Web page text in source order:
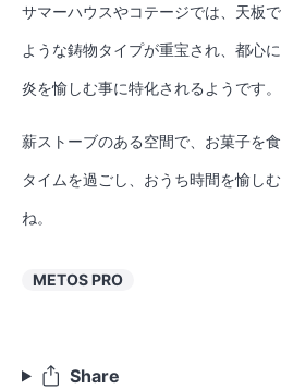
サマーハウスやコテージでは、天板
ような鋳物タイプが重宝され、都心
炎を愉しむ事に特化されるようです。
薪ストーブのある空間で、お菓子を
タイムを過ごし、おうち時間を愉し
ね。
METOS PRO
Share